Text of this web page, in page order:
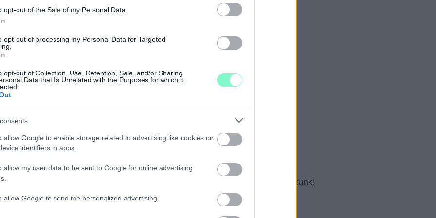
opt-out of the Sale of my Personal Data.
opt-out of processing my Personal Data for Targeted
opt-out of Collection, Use, Retention, Sale, and/or Sharing
Data that Is Unrelated with the Purposes for which it
allow Google to enable storage related to advertising like cookies on
identifiers in apps.
allow my user data to be sent to Google for online advertising
allow Google to send me personalized advertising.
A KORMÁNY ÁTVERTE
AKIK EDDIG NEM
a kedvezmény igényléséhez.
HA NEM CSAK FŰTÉSRE HASZNÁLJUK A GÁZT?
is melegítünk vele, és más akkor ha csak melegedünk mellette? Utánajártunk!
HÁZAK REZSIKÖNNYÍTÉSÉT